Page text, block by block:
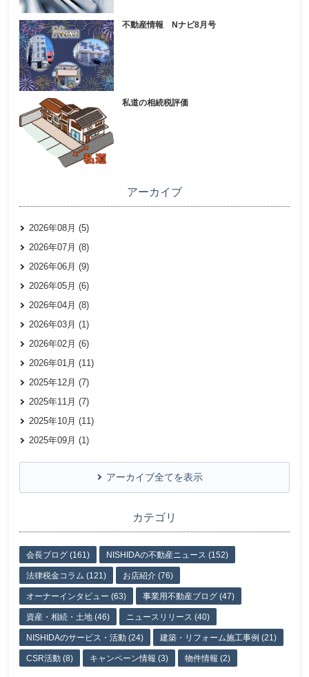
不動産情報 Nナビ8月号
私道の相続税評価
アーカイブ
2026年08月 (5)
2026年07月 (8)
2026年06月 (9)
2026年05月 (6)
2026年04月 (8)
2026年03月 (1)
2026年02月 (6)
2026年01月 (11)
2025年12月 (7)
2025年11月 (7)
2025年10月 (11)
2025年09月 (1)
アーカイブ全てを表示
カテゴリ
会長ブログ (161) NISHIDAの不動産ニュース (152)
法律税金コラム (121) お店紹介 (76)
オーナーインタビュー (63) 事業用不動産ブログ (47)
資産・相続・土地 (46) ニュースリリース (40)
NISHIDAのサービス・活動 (24) 建築・リフォーム施工事例 (21)
CSR活動 (8) キャンペーン情報 (3) 物件情報 (2)